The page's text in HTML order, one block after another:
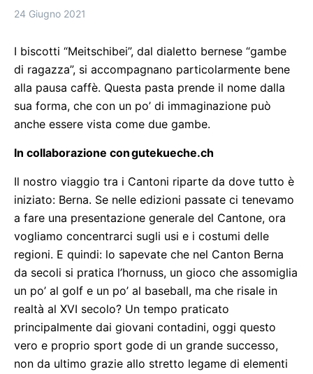
24 Giugno 2021
I biscotti “Meitschibei”, dal dialetto bernese “gambe
di ragazza”, si accompagnano particolarmente bene
alla pausa caffè. Questa pasta prende il nome dalla
sua forma, che con un po’ di immaginazione può
anche essere vista come due gambe.
In collaborazione congutekueche.ch
Il nostro viaggio tra i Cantoni riparte da dove tutto è
iniziato: Berna. Se nelle edizioni passate ci tenevamo
a fare una presentazione generale del Cantone, ora
vogliamo concentrarci sugli usi e i costumi delle
regioni. E quindi: lo sapevate che nel Canton Berna
da secoli si pratica l’hornuss, un gioco che assomiglia
un po’ al golf e un po’ al baseball, ma che risale in
realtà al XVI secolo? Un tempo praticato
principalmente dai giovani contadini, oggi questo
vero e proprio sport gode di un grande successo,
non da ultimo grazie allo stretto legame di elementi